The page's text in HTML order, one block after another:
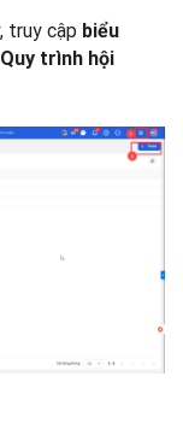
, truy cập biểu
trình hội